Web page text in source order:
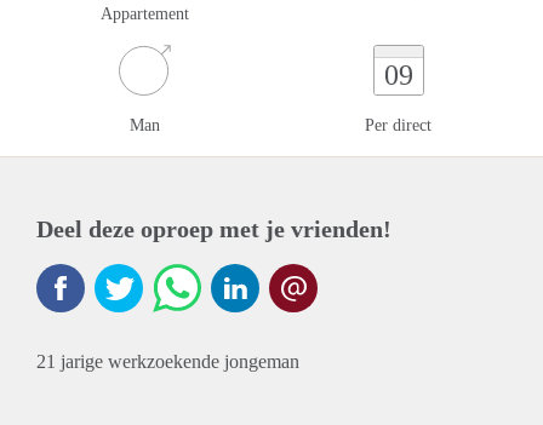
Appartement
Man
09
Per direct
Deel deze oproep met je vrienden!
21 jarige werkzoekende jongeman